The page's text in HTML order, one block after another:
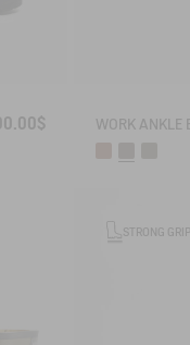
STRONG GRIP